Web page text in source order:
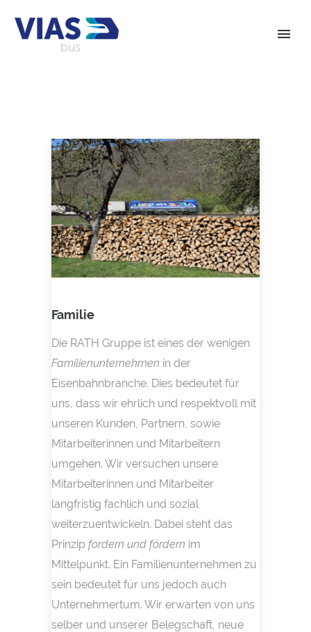
Familie
Die RATH Gruppe ist eines der wenigen
Familienunternehmen in der
Eisenbahnbranche. Dies bedeutet für
uns, dass wir ehrlich und respektvoll mit
unseren Kunden, Partnern, sowie
Mitarbeiterinnen und Mitarbeitern
umgehen. Wir versuchen unsere
Mitarbeiterinnen und Mitarbeiter
langfristig fachlich und sozial
weiterzuentwickeln. Dabei steht das
Prinzip fordern und fördern im
Mittelpunkt. Ein Familienunternehmen zu
sein bedeutet für uns jedoch auch
Unternehmertum. Wir erwarten von uns
selber und unserer Belegschaft, neue